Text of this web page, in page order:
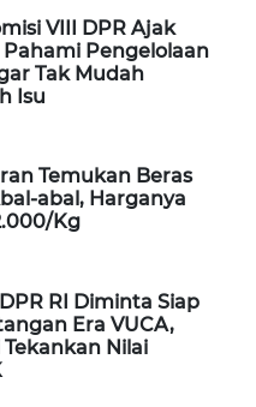
VIII DPR Ajak
Pengelolaan
Tak Mudah
Isu
Temukan Beras
abal, Harganya
Kg
RI Diminta Siap
Era VUCA,
Nilai